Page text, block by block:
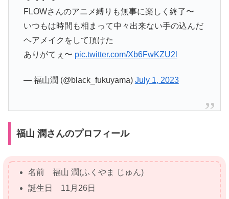
FLOWさんのアニメ縛りも無事に楽しく終了〜
いつもは時間も相まって中々出来ない手の込んだ
ヘアメイクをして頂けた
ありがてぇ〜 pic.twitter.com/Xb6FwKZU2l
— 福山潤 (@black_fukuyama) July 1, 2023
福山 潤さんのプロフィール
名前 福山 潤(ふくやま じゅん)
誕生日 11月26日